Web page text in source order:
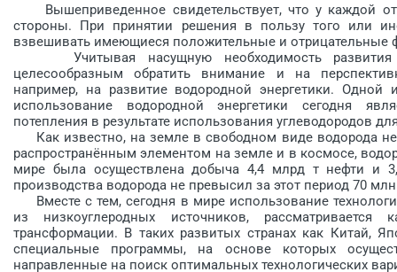
Вышеприведенное свидетельствует, что у каждой
стороны. При принятии решения в пользу того или
взвешивать имеющиеся положительные и
Учитывая насущную необходимость развития
целесообразным обратить внимание и на
например, на развитие водородной энергетики.
использование водородной энергетики сегодня
потепления в результате использования углеводородов
Как известно, на земле в свободном виде водорода
распространённым элементом на земле и в космосе,
мире была осуществлена добыча 4,4 млрд т нефти и
производства водорода не превысил за этот период 70
Вместе с тем, сегодня в мире использование
из низкоуглеродных источников,
трансформации. В таких развитых странах как Китай,
специальные программы, на основе которых
направленные на поиск оптимальных технологических